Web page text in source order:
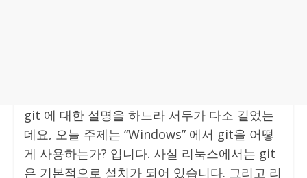
git 에 대한 설명을 하느라 서두가 다소 길었는
데요, 오늘 주제는 “Windows” 에서 git을 어떻
게 사용하는가? 입니다. 사실 리눅스에서는 git
은 기본적으로 설치가 되어 있습니다. 그리고 리